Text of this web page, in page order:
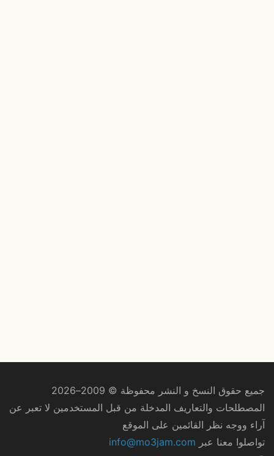
جميع حقوق النسخ و النشر محفوظة © 2009–2026
المصطلحات والتعاريف المدخلة من قبل المستخدمين لا تعبر عن
آراء ووجه نظر القائمين على الموقع
تواصلوا معنا عبر info@mo3jam.com